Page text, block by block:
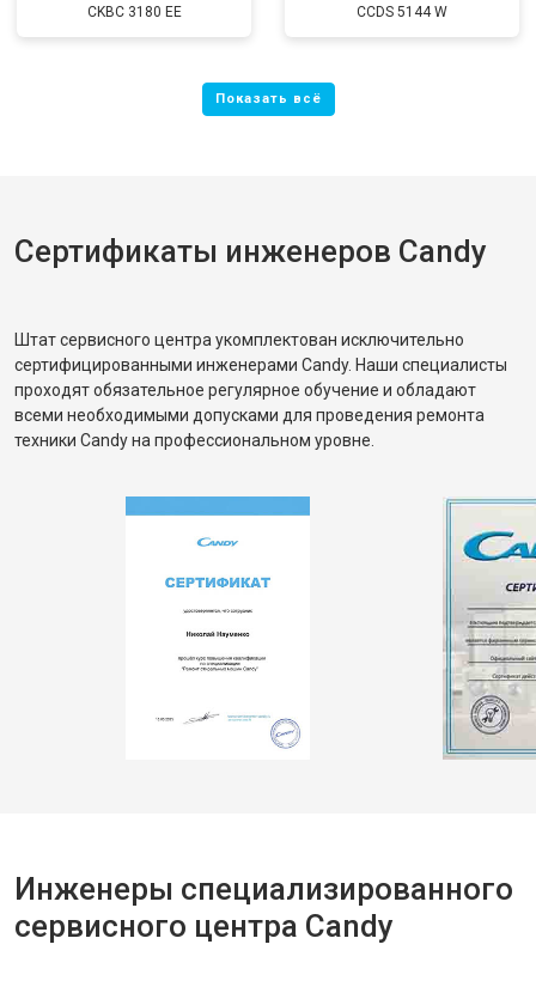
CKBC 3180 EE CCDS 5144 W
Сертификаты инженеров Candy
Штат сервисного центра укомплектован исключительно
сертифицированными инженерами Candy. Наши специалисты
проходят обязательное регулярное обучение и обладают
всеми необходимыми допусками для проведения ремонта
техники Candy на профессиональном уровне.
Инженеры специализированного
сервисного центра Candy